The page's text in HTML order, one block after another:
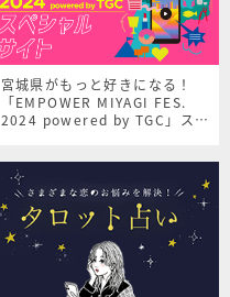
宮城県がもっと好きになる！
「EMPOWER MIYAGI FES.
2024 powered by TGC」スペ